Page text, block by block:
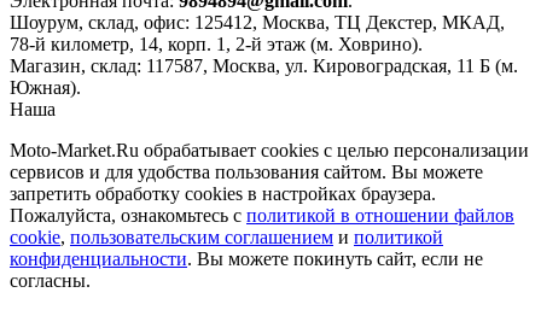
Шоурум, склад, офис: 125412, Москва, ТЦ Декстер, МКАД,
78-й километр, 14, корп. 1, 2-й этаж (м. Ховрино).
Магазин, склад: 117587, Москва, ул. Кировоградская, 11 Б (м.
Южная).
Наша
Moto-Market.Ru обрабатывает сookies с целью персонализации
сервисов и для удобства пользования сайтом. Вы можете
запретить обработку сookies в настройках браузера.
Пожалуйста, ознакомьтесь с политикой в отношении файлов
cookie, пользовательским соглашением и политикой
конфиденциальности. Вы можете покинуть сайт, если не
согласны.